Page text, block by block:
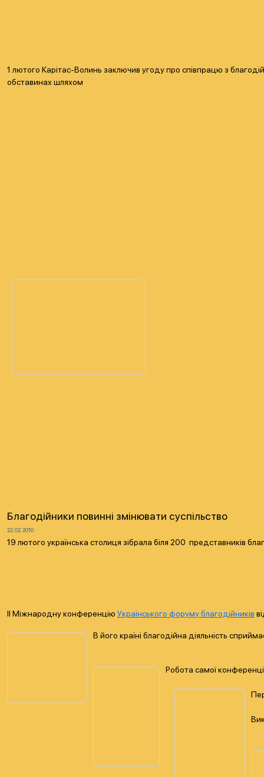
1 лютого Карітас-Волинь заключив угоду про співпрацю з
обставинах шляхом
Благодійники повинні змінювати суспільство
22.02.2010
19 лютого українська столиця зібрала біля 200 представників
ІІ Міжнародну конференцію Українського форуму благодійників
В його країні благодійна діяльність
Робота самої